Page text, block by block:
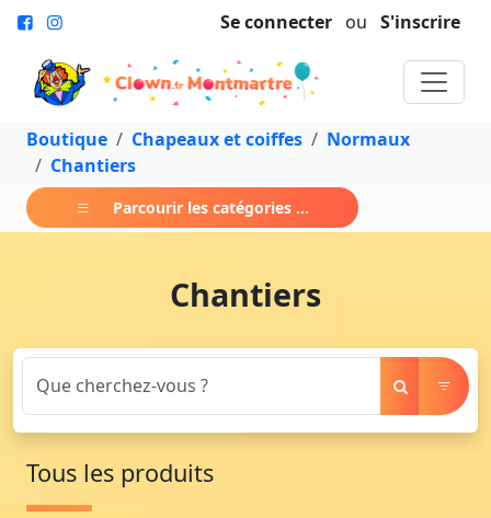
Se connecter ou S'inscrire
Boutique Chapeaux et coiffes
Normaux
Chantiers
Parcourir les catégories ...
Chantiers
Tous les produits